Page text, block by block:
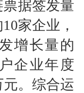
据签发量
家企业，
增长量的
企业年度
。综合运